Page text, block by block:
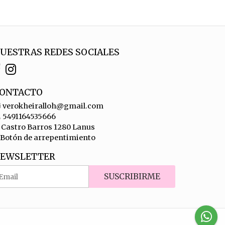
REDES SOCIALES
verokheiralloh@gmail.com
5491164535666
Castro Barros 1280 Lanus
Botón de arrepentimiento
SUSCRIBIRME